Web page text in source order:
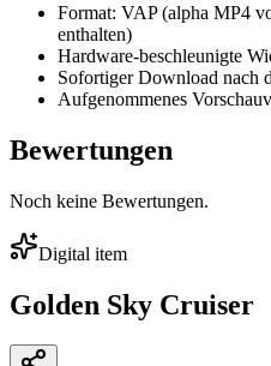
Format: VAP (alpha MP4
enthalten)
Hardware-beschleunigte
Sofortiger Download nach
Aufgenommenes
Bewertungen
Noch keine Bewertungen.
Digital item
Golden Sky Cruiser